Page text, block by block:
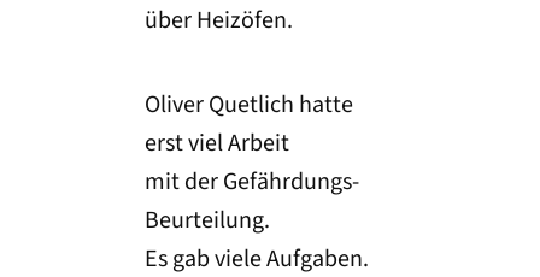
über Heizöfen.
Oliver Quetlich hatte
erst viel Arbeit
mit der Gefährdungs-
Beurteilung.
Es gab viele Aufgaben.